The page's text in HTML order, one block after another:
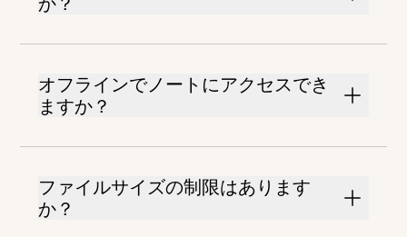
オフラインでノートにアクセスでき
ますか？
ファイルサイズの制限はあります
か？